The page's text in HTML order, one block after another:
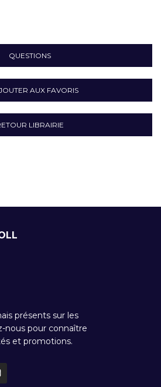
QUESTIONS
AUX FAVORIS
LIBRAIRIE
présents sur les
nous pour connaître
et promotions.